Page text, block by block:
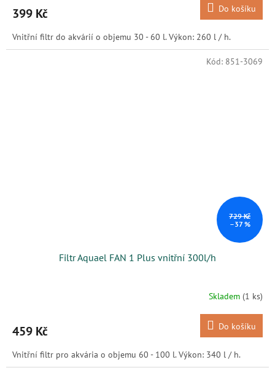
399 Kč Do košíku
Vnitřní filtr do akvárií o objemu 30 - 60 l. Výkon: 260 l / h.
729 Kč
–37 %
Filtr Aquael FAN 1 Plus vnitřní 300l/h
Skladem (1 ks)
459 Kč Do košíku
Vnitřní filtr pro akvária o objemu 60 - 100 l. Výkon: 340 l / h.
Kód: 851-3069